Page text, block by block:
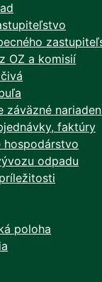
OZ a komisií
záväzné
faktúry
hospodárstvo
odpadu
poloha